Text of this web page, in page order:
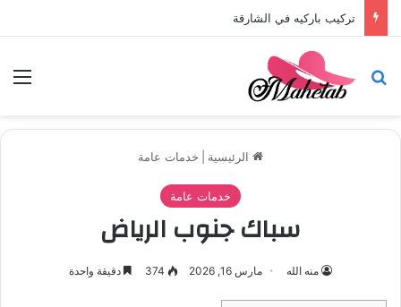
تركيب باركيه في الشارقة
بحث عن
الرئيسية خدمات عامة
خدمات عامة
سباك جنوب الرياض
منه الله مارس 16, 2026 374 دقيقة واحدة